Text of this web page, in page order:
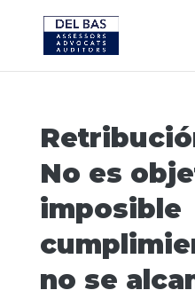
No es
imposible
no se